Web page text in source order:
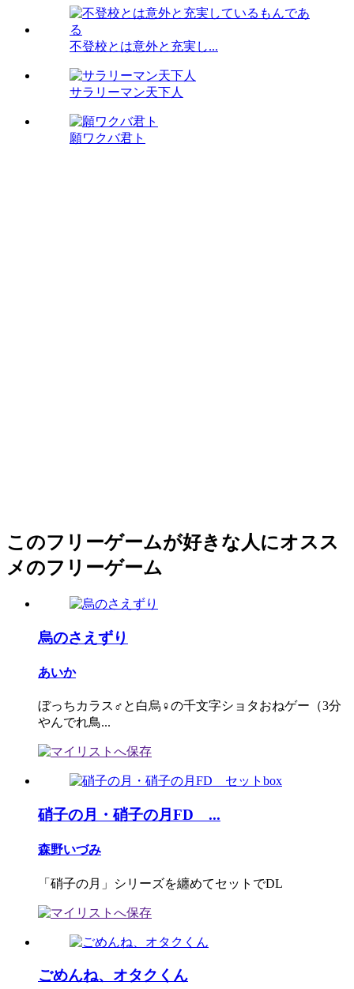
不登校とは意外と充実し...
サラリーマン天下人
願ワクバ君ト
このフリーゲームが好きな人にオスス
メのフリーゲーム
烏のさえずり
あいか
ぼっちカラス♂と白烏♀の千文字ショタおねゲー（3分
やんでれ鳥...
硝子の月・硝子の月FD ...
森野いづみ
「硝子の月」シリーズを纏めてセットでDL
ごめんね、オタクくん